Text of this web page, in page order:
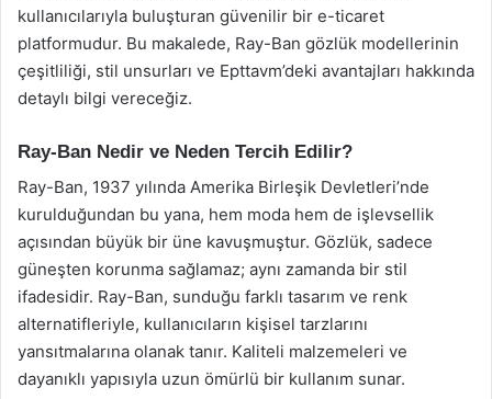
kullanıcılarıyla buluşturan güvenilir bir e-ticaret
platformudur. Bu makalede, Ray-Ban gözlük modellerinin
çeşitliliği, stil unsurları ve Epttavm’deki avantajları hakkında
detaylı bilgi vereceğiz.
Ray-Ban Nedir ve Neden Tercih Edilir?
Ray-Ban, 1937 yılında Amerika Birleşik Devletleri’nde
kurulduğundan bu yana, hem moda hem de işlevsellik
açısından büyük bir üne kavuşmuştur. Gözlük, sadece
güneşten korunma sağlamaz; aynı zamanda bir stil
ifadesidir. Ray-Ban, sunduğu farklı tasarım ve renk
alternatifleriyle, kullanıcıların kişisel tarzlarını
yansıtmalarına olanak tanır. Kaliteli malzemeleri ve
dayanıklı yapısıyla uzun ömürlü bir kullanım sunar.